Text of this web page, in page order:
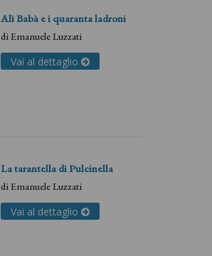
Alì Babà e i quaranta ladroni
diEmanuele Luzzati
Vai al dettaglio
La tarantella di Pulcinella
diEmanuele Luzzati
Vai al dettaglio